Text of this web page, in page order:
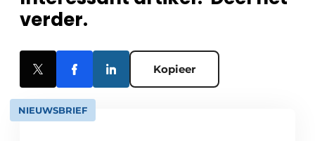
verder.
Kopieer
NIEUWSBRIEF